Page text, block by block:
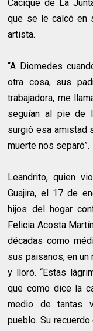
Cacique de La
que se le calcó en
artista.
“A Diomedes
otra cosa, sus
trabajadora, me
seguían al pie de
surgió esa amistad
muerte nos separó”.
Leandrito, quien
Guajira, el 17 de
hijos del hogar
Felicia Acosta
décadas como
sus paisanos, en
y lloró. “Estas
que como dice la
medio de tantas
pueblo. Su